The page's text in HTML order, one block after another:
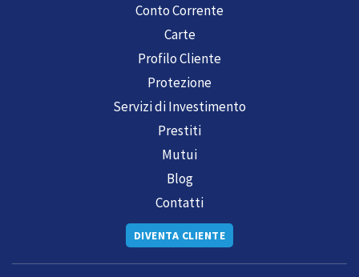
Conto Corrente
Carte
Profilo Cliente
Protezione
Servizi di Investimento
Prestiti
Mutui
Blog
Contatti
DIVENTA CLIENTE